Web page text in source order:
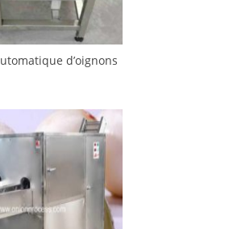
d’oignons